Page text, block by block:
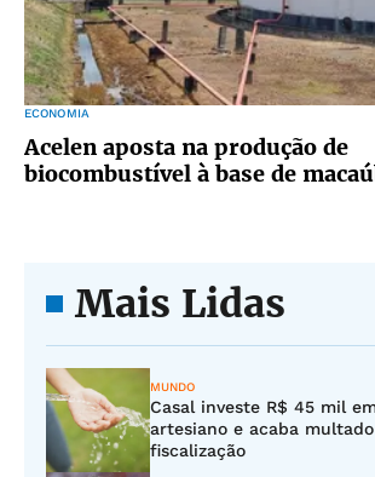
ECONOMIA
Acelen aposta na produção de
biocombustível à base de
Mais Lidas
MUNDO
Casal investe R$ 45 mil
artesiano e acaba
fiscalização